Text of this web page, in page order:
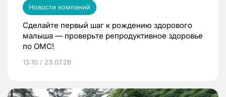
Новости компаний
Сделайте первый шаг к рождению здорового
малыша — проверьте репродуктивное здоровье
по ОМС!
13:10 / 23.07.26